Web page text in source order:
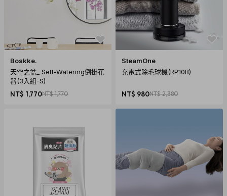
Boskke.
天空之盆_ Self-Watering倒掛花
器(3入組-S)
NT$ 1,770NT$ 1,770
SteamOne
充電式除毛球機(RP10B)
NT$ 980NT$ 2,380